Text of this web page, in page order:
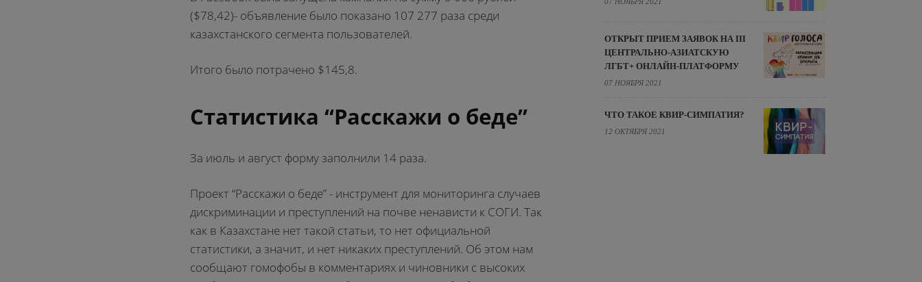
($78,42)- объявление было показано 107 277 раза среди
казахстанского сегмента пользователей.
Итого было потрачено $145,8.
Статистика “Расскажи о беде”
За июль и август форму заполнили 14 раза.
Проект “Расскажи о беде” - инструмент для мониторинга случаев
дискриминации и преступлений на почве ненависти к СОГИ. Так
как в Казахстане нет такой статьи, то нет официальной
статистики, а значит, и нет никаких преступлений. Об этом нам
сообщают гомофобы в комментариях и чиновники с высоких
ОТКРЫТ ПРИЕМ ЗАЯВОК НА III
ЦЕНТРАЛЬНО-АЗИАТСКУЮ
ЛГБТ+ ОНЛАЙН-ПЛАТФОРМУ
07 НОЯБРЯ 2021
ЧТО ТАКОЕ КВИР-СИМПАТИЯ?
12 ОКТЯБРЯ 2021